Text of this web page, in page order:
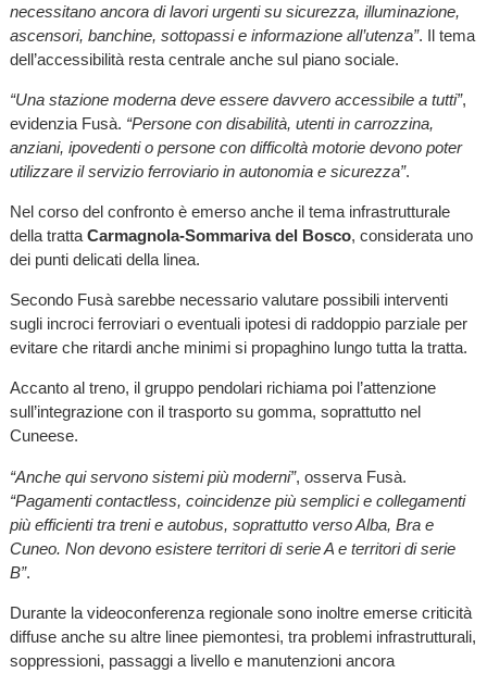
necessitano ancora di lavori urgenti su sicurezza, illuminazione,
ascensori, banchine, sottopassi e informazione all’utenza”. Il tema
dell’accessibilità resta centrale anche sul piano sociale.
“Una stazione moderna deve essere davvero accessibile a tutti”,
evidenzia Fusà. “Persone con disabilità, utenti in carrozzina,
anziani, ipovedenti o persone con difficoltà motorie devono poter
utilizzare il servizio ferroviario in autonomia e sicurezza”.
Nel corso del confronto è emerso anche il tema infrastrutturale
della tratta Carmagnola-Sommariva del Bosco, considerata uno
dei punti delicati della linea.
Secondo Fusà sarebbe necessario valutare possibili interventi
sugli incroci ferroviari o eventuali ipotesi di raddoppio parziale per
evitare che ritardi anche minimi si propaghino lungo tutta la tratta.
Accanto al treno, il gruppo pendolari richiama poi l’attenzione
sull’integrazione con il trasporto su gomma, soprattutto nel
Cuneese.
“Anche qui servono sistemi più moderni”, osserva Fusà.
“Pagamenti contactless, coincidenze più semplici e collegamenti
più efficienti tra treni e autobus, soprattutto verso Alba, Bra e
Cuneo. Non devono esistere territori di serie A e territori di serie
B”.
Durante la videoconferenza regionale sono inoltre emerse criticità
diffuse anche su altre linee piemontesi, tra problemi infrastrutturali,
soppressioni, passaggi a livello e manutenzioni ancora